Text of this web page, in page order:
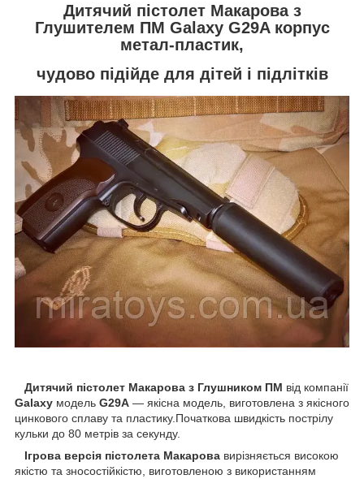
Дитячий пістолет Макарова з
Глушителем ПМ Galaxy G29A корпус
метал-пластик,
чудово підійде для дітей і підлітків
Дитячий пістолет Макарова з Глушником ПМ від компанії
Galaxy модель G29A — якісна модель, виготовлена з якісного
цинкового сплаву та пластику.Початкова швидкість пострілу
кульки до 80 метрів за секунду.
Ігрова версія пістолета Макарова вирізняється високою
якістю та зносостійкістю, виготовленою з використанням